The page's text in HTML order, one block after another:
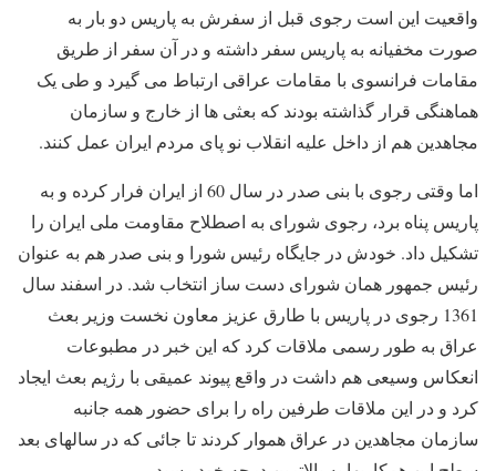
واقعیت این است رجوی قبل از سفرش به پاریس دو بار به
صورت مخفیانه به پاریس سفر داشته و در آن سفر از طریق
مقامات فرانسوی با مقامات عراقی ارتباط می گیرد و طی یک
هماهنگی قرار گذاشته بودند که بعثی ها از خارج و سازمان
مجاهدین هم از داخل علیه انقلاب نو پای مردم ایران عمل کنند.
اما وقتی رجوی با بنی صدر در سال 60 از ایران فرار کرده و به
پاریس پناه برد، رجوی شورای به اصطلاح مقاومت ملی ایران را
تشکیل داد. خودش در جایگاه رئیس شورا و بنی صدر هم به عنوان
رئیس جمهور همان شورای دست ساز انتخاب شد. در اسفند سال
1361 رجوی در پاریس با طارق عزیز معاون نخست وزیر بعث
عراق به طور رسمی ملاقات کرد که این خبر در مطبوعات
انعکاس وسیعی هم داشت در واقع پیوند عمیقی با رژیم بعث ایجاد
کرد و در این ملاقات طرفین راه را برای حضور همه جانبه
سازمان مجاهدین در عراق هموار کردند تا جائی که در سالهای بعد